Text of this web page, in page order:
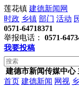
莲花镇 建德新闻网
时政 乡镇 部门 活动
0571-64718371
举报电话：
0571-
我要投稿
建德市新闻传媒中心
首页 建德新闻 网视